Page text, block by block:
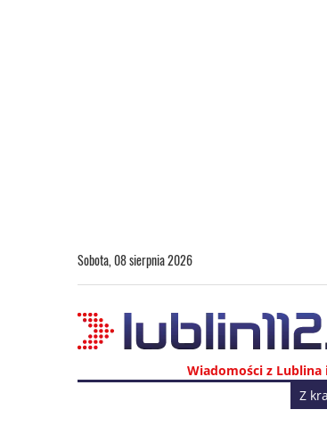
Sobota, 08 sierpnia 2026
Wiadomości z Lublina
Z